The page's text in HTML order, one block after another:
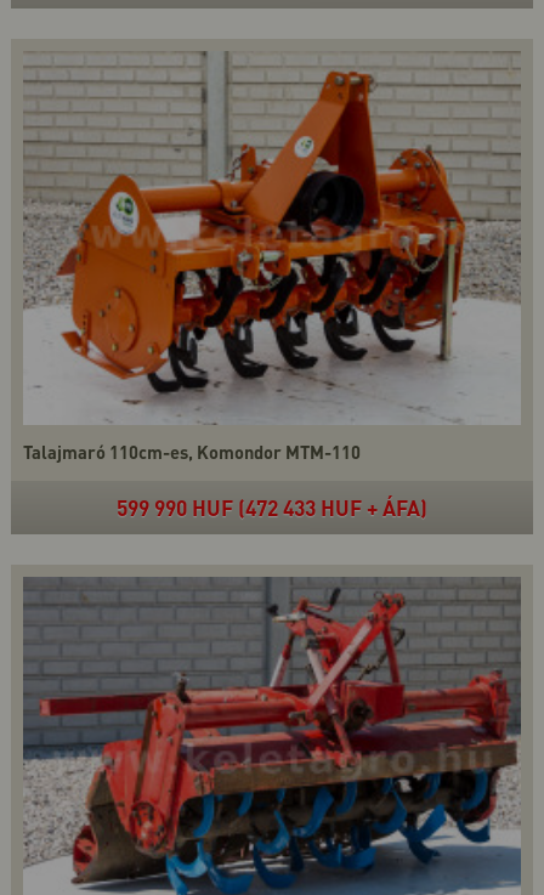
Talajmaró 110cm-es, Komondor MTM-110
599 990 HUF (472 433 HUF + ÁFA)